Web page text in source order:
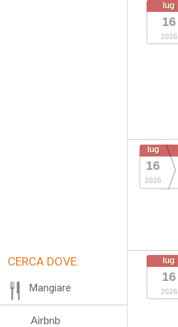
lug
16
2026
lug
16
2026
lug
16
2026
CERCA DOVE:
Mangiare
Airbnb